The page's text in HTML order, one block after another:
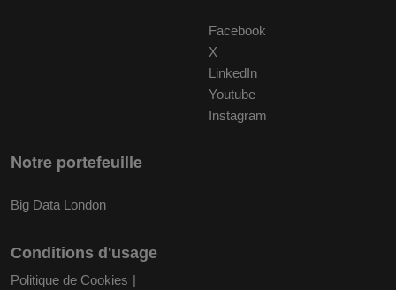
Facebook
X
LinkedIn
Youtube
Instagram
Notre portefeuille
Big Data London
Conditions d'usage
Politique de Cookies